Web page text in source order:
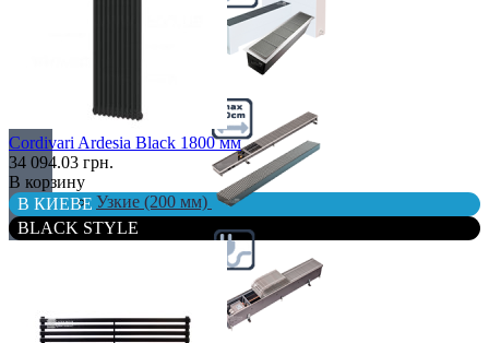
Узкие (200 мм)
Электрические
Cordivari Ardesia Black 1800 мм
34 094.03 грн.
В корзину
В КИЕВЕ
BLACK STYLE